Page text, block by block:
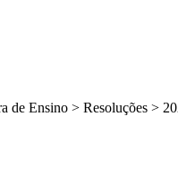
de Ensino > Resoluções >